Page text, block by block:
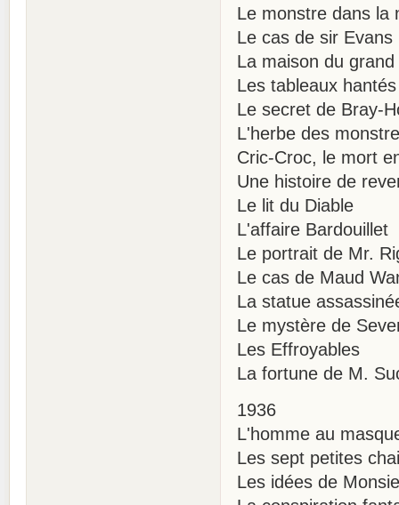
Le monstre dans la
Le cas de sir Evans
La maison du grand
Les tableaux hantés
Le secret de Bray-
L'herbe des
Cric-Croc, le mort
Une histoire de
Le lit du Diable
L'affaire Bardouillet
Le portrait de Mr.
Le cas de Maud
La statue
Le mystère de
Les Effroyables
La fortune de M.
1936
L'homme au
Les sept petites
Les idées de